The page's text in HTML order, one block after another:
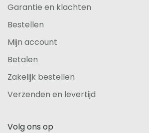
Garantie en klachten
Bestellen
Mijn account
Betalen
Zakelijk bestellen
Verzenden en levertijd
Volg ons op